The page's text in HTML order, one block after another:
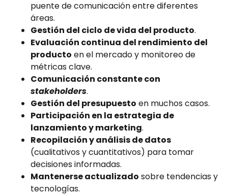
puente de comunicación entre diferentes
áreas.
Gestión del ciclo de vida del producto.
Evaluación continua del rendimiento del
producto en el mercado y monitoreo de
métricas clave.
Comunicación constante con
stakeholders.
Gestión del presupuesto en muchos casos.
Participación en la estrategia de
lanzamiento y marketing.
Recopilación y análisis de datos
(cualitativos y cuantitativos) para tomar
decisiones informadas.
Mantenerse actualizado sobre tendencias y
tecnologías.